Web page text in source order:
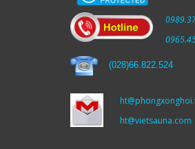
(028)66.822.524
ht@vietsauna.com